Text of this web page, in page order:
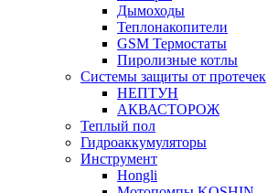
Дымоходы
Теплонакопители
GSM Термостаты
Пиролизные котлы
Системы защиты от протечек
НЕПТУН
АКВАСТОРОЖ
Теплый пол
Гидроаккумуляторы
Инструмент
Hongli